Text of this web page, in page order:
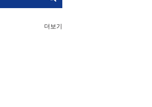
더보기